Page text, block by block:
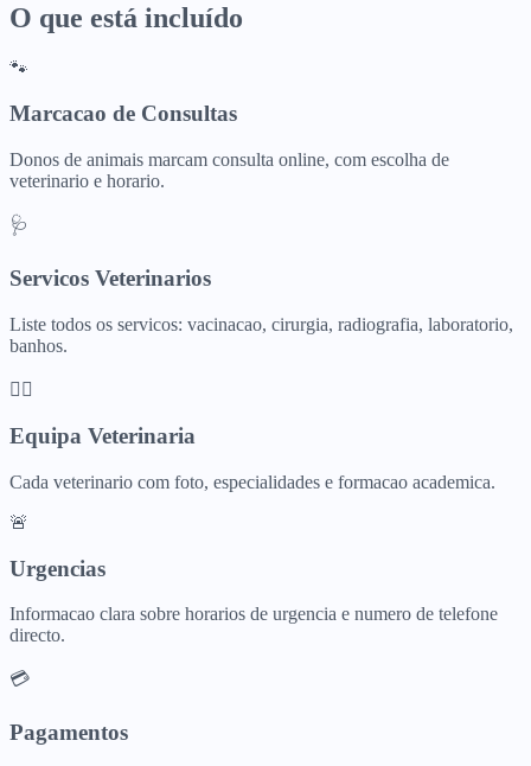
O que está incluído
🐾
Marcacao de Consultas
Donos de animais marcam consulta online, com escolha de
veterinario e horario.
🩺
Servicos Veterinarios
Liste todos os servicos: vacinacao, cirurgia, radiografia, laboratorio,
banhos.
👩‍⚕️
Equipa Veterinaria
Cada veterinario com foto, especialidades e formacao academica.
🚨
Urgencias
Informacao clara sobre horarios de urgencia e numero de telefone
directo.
💳
Pagamentos